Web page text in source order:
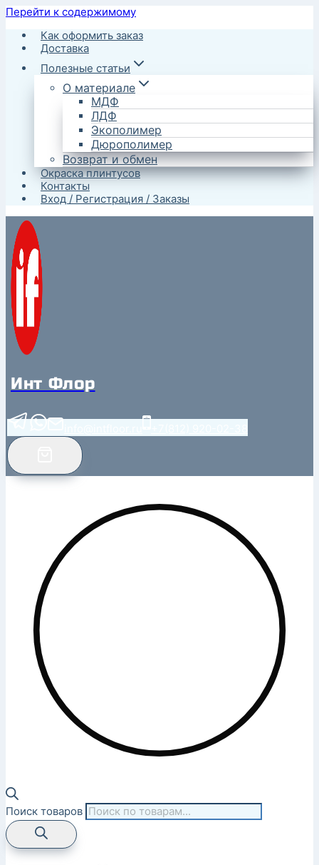
Перейти к содержимому
Как оформить заказ
Доставка
Полезные статьи
О материале
МДФ
ЛДФ
Экополимер
Дюрополимер
Возврат и обмен
Окраска плинтусов
Контакты
Вход / Регистрация / Заказы
Инт Флор
Поиск товаров